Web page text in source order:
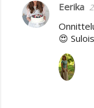
t
Eerika
😍